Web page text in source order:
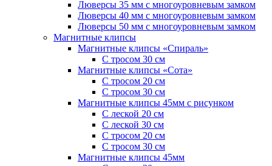
Люверсы 35 мм с многоуровневым замком
Люверсы 40 мм с многоуровневым замком
Люверсы 50 мм с многоуровневым замком
Магнитные клипсы
Магнитные клипсы «Спираль»
С тросом 30 см
Магнитные клипсы «Сота»
С тросом 20 см
С тросом 30 см
Магнитные клипсы 45мм с рисунком
С леской 20 см
С леской 30 см
С тросом 20 см
С тросом 30 см
Магнитные клипсы 45мм